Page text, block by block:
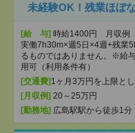
未経験OK！残業ほぼ
[給 与] 時給1400円 月収例
実働7h30m×週5日×4週+残業
るものではありません。※給
用可（利用条件有）
[交通費]1ヶ月3万円を上限と
[月収例] 20～25万円
[勤務地] 広島駅駅から徒歩1分